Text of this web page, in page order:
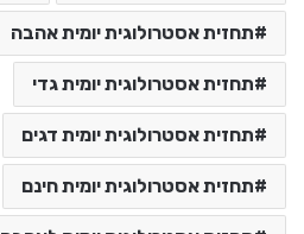
תחזית אסטרולוגית יומית אהבה
תחזית אסטרולוגית יומית גדי
תחזית אסטרולוגית יומית דגים
תחזית אסטרולוגית יומית חינם